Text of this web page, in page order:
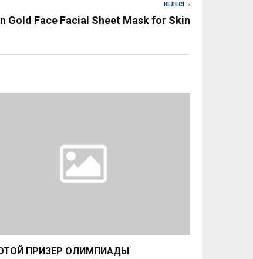
КЕЛЕСІ
Gold Face Facial Sheet Mask for Skin
ПРИЗЕР ОЛИМПИАДЫ